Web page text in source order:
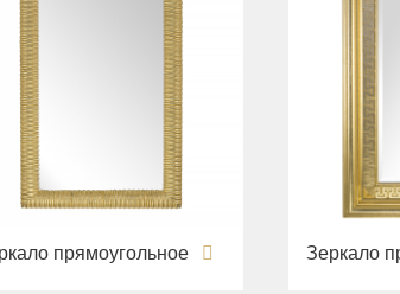
прямоугольное Зеркало